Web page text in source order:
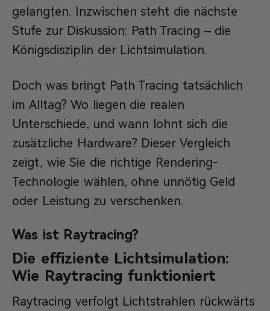
gelangten. Inzwischen steht die nächste
Stufe zur Diskussion: Path Tracing – die
Königsdisziplin der Lichtsimulation.
Doch was bringt Path Tracing tatsächlich
im Alltag? Wo liegen die realen
Unterschiede, und wann lohnt sich die
zusätzliche Hardware? Dieser Vergleich
zeigt, wie Sie die richtige Rendering-
Technologie wählen, ohne unnötig Geld
oder Leistung zu verschenken.
Was ist Raytracing?
Die effiziente Lichtsimulation:
Wie Raytracing funktioniert
Raytracing verfolgt Lichtstrahlen rückwärts